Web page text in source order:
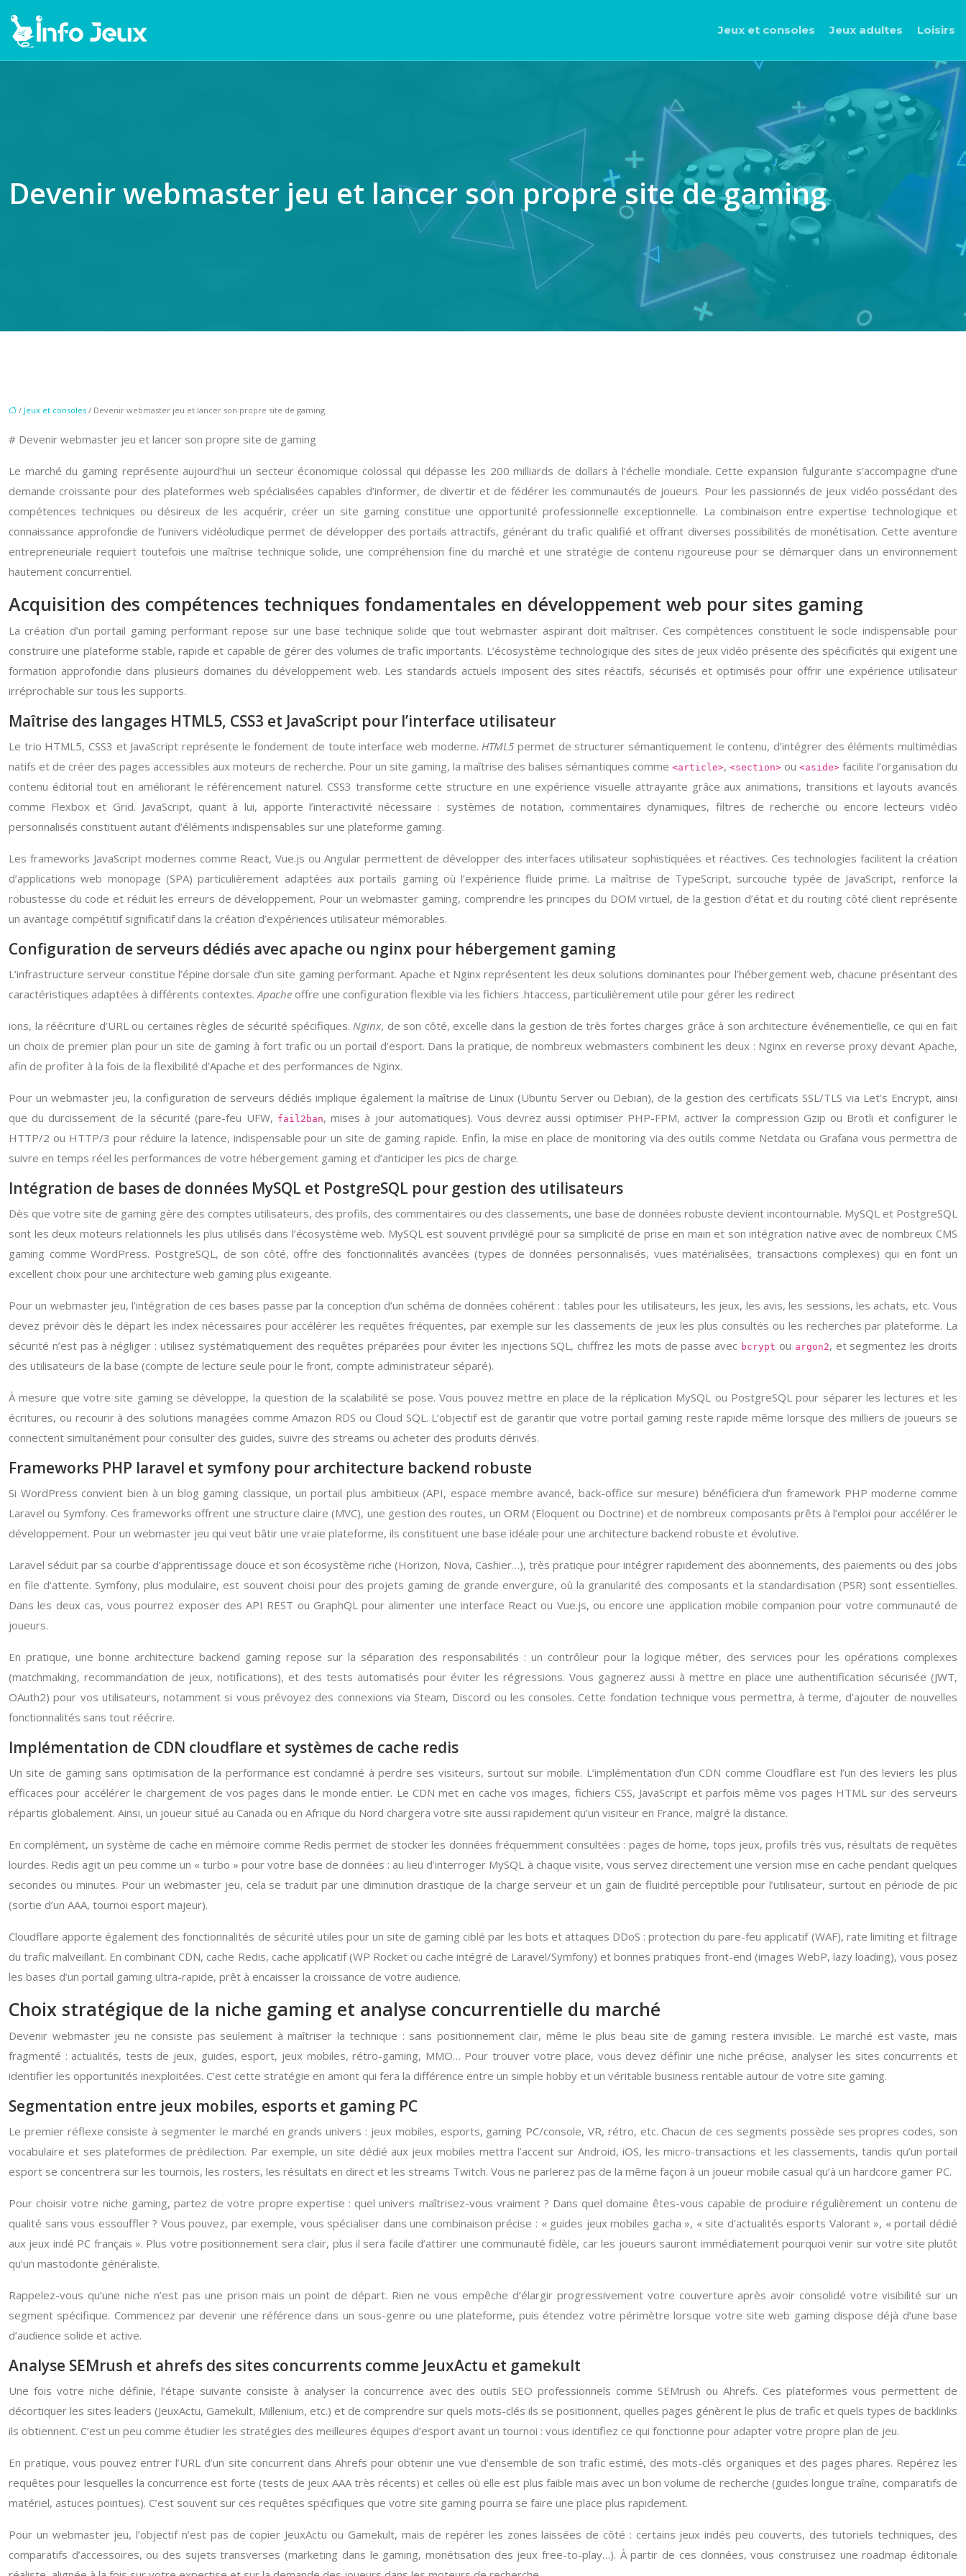
Jeux et consoles Jeux adultes Loisirs
Devenir webmaster jeu et lancer son propre site de gaming
/ Jeux et consoles / Devenir webmaster jeu et lancer son propre site de gaming
# Devenir webmaster jeu et lancer son propre site de gaming
Le marché du gaming représente aujourd’hui un secteur économique colossal qui dépasse les 200 milliards de dollars à l’échelle mondiale. Cette expansion fulgurante s’accompagne d’une
demande croissante pour des plateformes web spécialisées capables d’informer, de divertir et de fédérer les communautés de joueurs. Pour les passionnés de jeux vidéo possédant des
compétences techniques ou désireux de les acquérir, créer un site gaming constitue une opportunité professionnelle exceptionnelle. La combinaison entre expertise technologique et
connaissance approfondie de l’univers vidéoludique permet de développer des portails attractifs, générant du trafic qualifié et offrant diverses possibilités de monétisation. Cette aventure
entrepreneuriale requiert toutefois une maîtrise technique solide, une compréhension fine du marché et une stratégie de contenu rigoureuse pour se démarquer dans un environnement
hautement concurrentiel.
Acquisition des compétences techniques fondamentales en développement web pour sites gaming
La création d’un portail gaming performant repose sur une base technique solide que tout webmaster aspirant doit maîtriser. Ces compétences constituent le socle indispensable pour
construire une plateforme stable, rapide et capable de gérer des volumes de trafic importants. L’écosystème technologique des sites de jeux vidéo présente des spécificités qui exigent une
formation approfondie dans plusieurs domaines du développement web. Les standards actuels imposent des sites réactifs, sécurisés et optimisés pour offrir une expérience utilisateur
irréprochable sur tous les supports.
Maîtrise des langages HTML5, CSS3 et JavaScript pour l’interface utilisateur
Le trio HTML5, CSS3 et JavaScript représente le fondement de toute interface web moderne.HTML5 permet de structurer sémantiquement le contenu, d’intégrer des éléments multimédias
natifs et de créer des pages accessibles aux moteurs de recherche. Pour un site gaming, la maîtrise des balises sémantiques comme <article>, <section> ou <aside> facilite l’organisation du
contenu éditorial tout en améliorant le référencement naturel. CSS3 transforme cette structure en une expérience visuelle attrayante grâce aux animations, transitions et layouts avancés
comme Flexbox et Grid. JavaScript, quant à lui, apporte l’interactivité nécessaire : systèmes de notation, commentaires dynamiques, filtres de recherche ou encore lecteurs vidéo
personnalisés constituent autant d’éléments indispensables sur une plateforme gaming.
Les frameworks JavaScript modernes comme React, Vue.js ou Angular permettent de développer des interfaces utilisateur sophistiquées et réactives. Ces technologies facilitent la création
d’applications web monopage (SPA) particulièrement adaptées aux portails gaming où l’expérience fluide prime. La maîtrise de TypeScript, surcouche typée de JavaScript, renforce la
robustesse du code et réduit les erreurs de développement. Pour un webmaster gaming, comprendre les principes du DOM virtuel, de la gestion d’état et du routing côté client représente
un avantage compétitif significatif dans la création d’expériences utilisateur mémorables.
Configuration de serveurs dédiés avec apache ou nginx pour hébergement gaming
L’infrastructure serveur constitue l’épine dorsale d’un site gaming performant. Apache et Nginx représentent les deux solutions dominantes pour l’hébergement web, chacune présentant des
caractéristiques adaptées à différents contextes.Apache offre une configuration flexible via les fichiers .htaccess, particulièrement utile pour gérer les redirect
ions, la réécriture d’URL ou certaines règles de sécurité spécifiques.Nginx, de son côté, excelle dans la gestion de très fortes charges grâce à son architecture événementielle, ce qui en fait
un choix de premier plan pour un site de gaming à fort trafic ou un portail d’esport. Dans la pratique, de nombreux webmasters combinent les deux : Nginx en reverse proxy devant Apache,
afin de profiter à la fois de la flexibilité d’Apache et des performances de Nginx.
Pour un webmaster jeu, la configuration de serveurs dédiés implique également la maîtrise de Linux (Ubuntu Server ou Debian), de la gestion des certificats SSL/TLS via Let’s Encrypt, ainsi
que du durcissement de la sécurité (pare-feu UFW, fail2ban, mises à jour automatiques). Vous devrez aussi optimiser PHP-FPM, activer la compression Gzip ou Brotli et configurer le
HTTP/2 ou HTTP/3 pour réduire la latence, indispensable pour un site de gaming rapide. Enfin, la mise en place de monitoring via des outils comme Netdata ou Grafana vous permettra de
suivre en temps réel les performances de votre hébergement gaming et d’anticiper les pics de charge.
Intégration de bases de données MySQL et PostgreSQL pour gestion des utilisateurs
Dès que votre site de gaming gère des comptes utilisateurs, des profils, des commentaires ou des classements, une base de données robuste devient incontournable. MySQL et PostgreSQL
sont les deux moteurs relationnels les plus utilisés dans l’écosystème web. MySQL est souvent privilégié pour sa simplicité de prise en main et son intégration native avec de nombreux CMS
gaming comme WordPress. PostgreSQL, de son côté, offre des fonctionnalités avancées (types de données personnalisés, vues matérialisées, transactions complexes) qui en font un
excellent choix pour une architecture web gaming plus exigeante.
Pour un webmaster jeu, l’intégration de ces bases passe par la conception d’un schéma de données cohérent : tables pour les utilisateurs, les jeux, les avis, les sessions, les achats, etc. Vous
devez prévoir dès le départ les index nécessaires pour accélérer les requêtes fréquentes, par exemple sur les classements de jeux les plus consultés ou les recherches par plateforme. La
sécurité n’est pas à négliger : utilisez systématiquement des requêtes préparées pour éviter les injections SQL, chiffrez les mots de passe avec bcrypt ou argon2, et segmentez les droits
des utilisateurs de la base (compte de lecture seule pour le front, compte administrateur séparé).
À mesure que votre site gaming se développe, la question de la scalabilité se pose. Vous pouvez mettre en place de la réplication MySQL ou PostgreSQL pour séparer les lectures et les
écritures, ou recourir à des solutions managées comme Amazon RDS ou Cloud SQL. L’objectif est de garantir que votre portail gaming reste rapide même lorsque des milliers de joueurs se
connectent simultanément pour consulter des guides, suivre des streams ou acheter des produits dérivés.
Frameworks PHP laravel et symfony pour architecture backend robuste
Si WordPress convient bien à un blog gaming classique, un portail plus ambitieux (API, espace membre avancé, back-office sur mesure) bénéficiera d’un framework PHP moderne comme
Laravel ou Symfony. Ces frameworks offrent une structure claire (MVC), une gestion des routes, un ORM (Eloquent ou Doctrine) et de nombreux composants prêts à l’emploi pour accélérer le
développement. Pour un webmaster jeu qui veut bâtir une vraie plateforme, ils constituent une base idéale pour une architecture backend robuste et évolutive.
Laravel séduit par sa courbe d’apprentissage douce et son écosystème riche (Horizon, Nova, Cashier…), très pratique pour intégrer rapidement des abonnements, des paiements ou des jobs
en file d’attente. Symfony, plus modulaire, est souvent choisi pour des projets gaming de grande envergure, où la granularité des composants et la standardisation (PSR) sont essentielles.
Dans les deux cas, vous pourrez exposer des API REST ou GraphQL pour alimenter une interface React ou Vue.js, ou encore une application mobile companion pour votre communauté de
joueurs.
En pratique, une bonne architecture backend gaming repose sur la séparation des responsabilités : un contrôleur pour la logique métier, des services pour les opérations complexes
(matchmaking, recommandation de jeux, notifications), et des tests automatisés pour éviter les régressions. Vous gagnerez aussi à mettre en place une authentification sécurisée (JWT,
OAuth2) pour vos utilisateurs, notamment si vous prévoyez des connexions via Steam, Discord ou les consoles. Cette fondation technique vous permettra, à terme, d’ajouter de nouvelles
fonctionnalités sans tout réécrire.
Implémentation de CDN cloudflare et systèmes de cache redis
Un site de gaming sans optimisation de la performance est condamné à perdre ses visiteurs, surtout sur mobile. L’implémentation d’un CDN comme Cloudflare est l’un des leviers les plus
efficaces pour accélérer le chargement de vos pages dans le monde entier. Le CDN met en cache vos images, fichiers CSS, JavaScript et parfois même vos pages HTML sur des serveurs
répartis globalement. Ainsi, un joueur situé au Canada ou en Afrique du Nord chargera votre site aussi rapidement qu’un visiteur en France, malgré la distance.
En complément, un système de cache en mémoire comme Redis permet de stocker les données fréquemment consultées : pages de home, tops jeux, profils très vus, résultats de requêtes
lourdes. Redis agit un peu comme un « turbo » pour votre base de données : au lieu d’interroger MySQL à chaque visite, vous servez directement une version mise en cache pendant quelques
secondes ou minutes. Pour un webmaster jeu, cela se traduit par une diminution drastique de la charge serveur et un gain de fluidité perceptible pour l’utilisateur, surtout en période de pic
(sortie d’un AAA, tournoi esport majeur).
Cloudflare apporte également des fonctionnalités de sécurité utiles pour un site de gaming ciblé par les bots et attaques DDoS : protection du pare-feu applicatif (WAF), rate limiting et filtrage
du trafic malveillant. En combinant CDN, cache Redis, cache applicatif (WP Rocket ou cache intégré de Laravel/Symfony) et bonnes pratiques front-end (images WebP, lazy loading), vous posez
les bases d’un portail gaming ultra-rapide, prêt à encaisser la croissance de votre audience.
Choix stratégique de la niche gaming et analyse concurrentielle du marché
Devenir webmaster jeu ne consiste pas seulement à maîtriser la technique : sans positionnement clair, même le plus beau site de gaming restera invisible. Le marché est vaste, mais
fragmenté : actualités, tests de jeux, guides, esport, jeux mobiles, rétro-gaming, MMO… Pour trouver votre place, vous devez définir une niche précise, analyser les sites concurrents et
identifier les opportunités inexploitées. C’est cette stratégie en amont qui fera la différence entre un simple hobby et un véritable business rentable autour de votre site gaming.
Segmentation entre jeux mobiles, esports et gaming PC
Le premier réflexe consiste à segmenter le marché en grands univers : jeux mobiles, esports, gaming PC/console, VR, rétro, etc. Chacun de ces segments possède ses propres codes, son
vocabulaire et ses plateformes de prédilection. Par exemple, un site dédié aux jeux mobiles mettra l’accent sur Android, iOS, les micro-transactions et les classements, tandis qu’un portail
esport se concentrera sur les tournois, les rosters, les résultats en direct et les streams Twitch. Vous ne parlerez pas de la même façon à un joueur mobile casual qu’à un hardcore gamer PC.
Pour choisir votre niche gaming, partez de votre propre expertise : quel univers maîtrisez-vous vraiment ? Dans quel domaine êtes-vous capable de produire régulièrement un contenu de
qualité sans vous essouffler ? Vous pouvez, par exemple, vous spécialiser dans une combinaison précise : « guides jeux mobiles gacha », « site d’actualités esports Valorant », « portail dédié
aux jeux indé PC français ». Plus votre positionnement sera clair, plus il sera facile d’attirer une communauté fidèle, car les joueurs sauront immédiatement pourquoi venir sur votre site plutôt
qu’un mastodonte généraliste.
Rappelez-vous qu’une niche n’est pas une prison mais un point de départ. Rien ne vous empêche d’élargir progressivement votre couverture après avoir consolidé votre visibilité sur un
segment spécifique. Commencez par devenir une référence dans un sous-genre ou une plateforme, puis étendez votre périmètre lorsque votre site web gaming dispose déjà d’une base
d’audience solide et active.
Analyse SEMrush et ahrefs des sites concurrents comme JeuxActu et gamekult
Une fois votre niche définie, l’étape suivante consiste à analyser la concurrence avec des outils SEO professionnels comme SEMrush ou Ahrefs. Ces plateformes vous permettent de
décortiquer les sites leaders (JeuxActu, Gamekult, Millenium, etc.) et de comprendre sur quels mots-clés ils se positionnent, quelles pages génèrent le plus de trafic et quels types de backlinks
ils obtiennent. C’est un peu comme étudier les stratégies des meilleures équipes d’esport avant un tournoi : vous identifiez ce qui fonctionne pour adapter votre propre plan de jeu.
En pratique, vous pouvez entrer l’URL d’un site concurrent dans Ahrefs pour obtenir une vue d’ensemble de son trafic estimé, des mots-clés organiques et des pages phares. Repérez les
requêtes pour lesquelles la concurrence est forte (tests de jeux AAA très récents) et celles où elle est plus faible mais avec un bon volume de recherche (guides longue traîne, comparatifs de
matériel, astuces pointues). C’est souvent sur ces requêtes spécifiques que votre site gaming pourra se faire une place plus rapidement.
Pour un webmaster jeu, l’objectif n’est pas de copier JeuxActu ou Gamekult, mais de repérer les zones laissées de côté : certains jeux indés peu couverts, des tutoriels techniques, des
comparatifs d’accessoires, ou des sujets transverses (marketing dans le gaming, monétisation des jeux free-to-play…). À partir de ces données, vous construisez une roadmap éditoriale